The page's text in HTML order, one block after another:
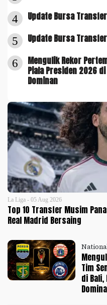
4 Update Bursa
5 Update Bursa
6
Mengulik Rekor
Piala Presiden 2026
Dominan
La Liga - 05 Aug 2026
Top 10 Transfer Musim
Real Madrid Bersaing
Tim
di